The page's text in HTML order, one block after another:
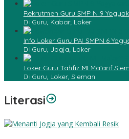
Rekrutmen Guru SMP N 9
Di Guru, Kabar, Loker
Info Loker Guru PAI SMPN 6
Di Guru, Jogja, Loker
Loker Guru Tahfiz MI Ma`arif
Di Guru, Loker, Sleman
Literasi